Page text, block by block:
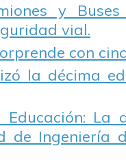
y
vial.
con
la décima
La
de Ingeniería